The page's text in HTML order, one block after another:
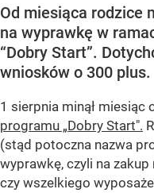
Od miesiąca rodzice
na wyprawkę w
“Dobry Start”.
wniosków o 300 plus.
1 sierpnia minął miesiąc
programu „Dobry Start".
(stąd potoczna nazwa
wyprawkę, czyli na
czy wszelkiego